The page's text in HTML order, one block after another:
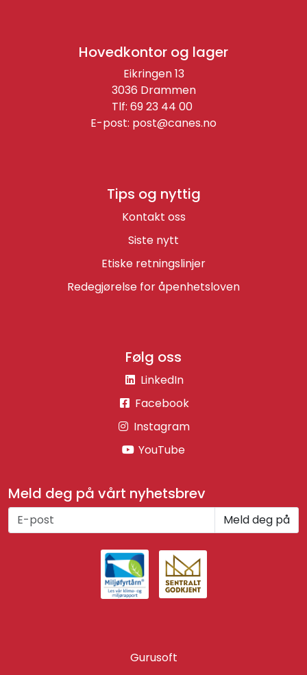
Meld deg på vårt nyhetsbrev
Meld deg på
Tips og nyttig
Kontakt oss
Siste nytt
Etiske retningslinjer
Redegjørelse for åpenhetsloven
Følg oss
LinkedIn
Facebook
Instagram
YouTube
Hovedkontor og lager
Eikringen 13
3036 Drammen
Tlf: 69 23 44 00
E-post: post@canes.no
Gurusoft